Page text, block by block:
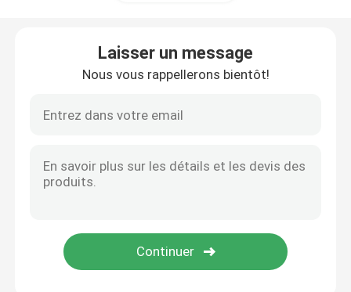
Expresso Bean Grinder
Broyeur de café extérieure
Broyeur de café de main
frother automatique de lait
Laisser un message
Nous vous rappellerons bientôt!